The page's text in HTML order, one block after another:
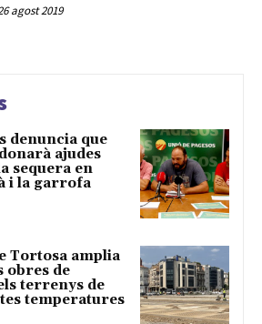
agost 2019
denuncia que
ajudes
sequera en
i la garrofa
Tortosa amplia
obres de
terrenys de
temperatures